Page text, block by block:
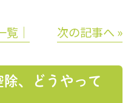
覧│ 次の記事へ »
、どうやって